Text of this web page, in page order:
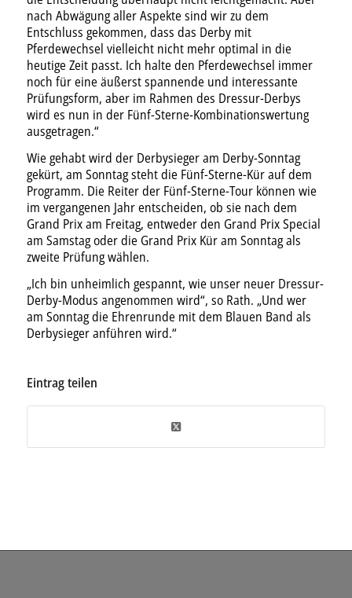
nach Abwägung aller Aspekte sind wir zu dem
Entschluss gekommen, dass das Derby mit
Pferdewechsel vielleicht nicht mehr optimal in die
heutige Zeit passt. Ich halte den Pferdewechsel immer
noch für eine äußerst spannende und interessante
Prüfungsform, aber im Rahmen des Dressur-Derbys
wird es nun in der Fünf-Sterne-Kombinationswertung
ausgetragen.“
Wie gehabt wird der Derbysieger am Derby-Sonntag
gekürt, am Sonntag steht die Fünf-Sterne-Kür auf dem
Programm. Die Reiter der Fünf-Sterne-Tour können wie
im vergangenen Jahr entscheiden, ob sie nach dem
Grand Prix am Freitag, entweder den Grand Prix Special
am Samstag oder die Grand Prix Kür am Sonntag als
zweite Prüfung wählen.
„Ich bin unheimlich gespannt, wie unser neuer Dressur-
Derby-Modus angenommen wird“, so Rath. „Und wer
am Sonntag die Ehrenrunde mit dem Blauen Band als
Derbysieger anführen wird.“
Eintrag teilen